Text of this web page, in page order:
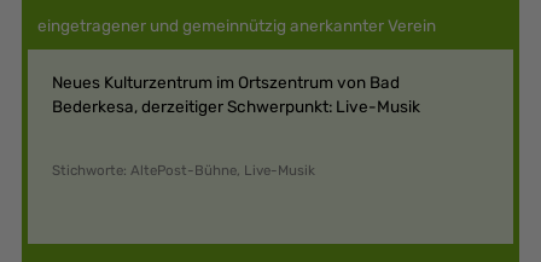
eingetragener und gemeinnützig anerkannter Verein
Neues Kulturzentrum im Ortszentrum von Bad
Bederkesa, derzeitiger Schwerpunkt: Live-Musik
Stichworte: AltePost-Bühne, Live-Musik